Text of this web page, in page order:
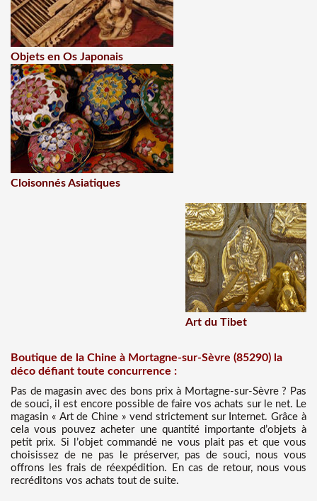
Objets en Os Japonais
Cloisonnés Asiatiques
Art du Tibet
Boutique de la Chine à Mortagne-sur-Sèvre (85290) la
déco défiant toute concurrence :
Pas de magasin avec des bons prix à Mortagne-sur-Sèvre ? Pas
de souci, il est encore possible de faire vos achats sur le net. Le
magasin « Art de Chine » vend strictement sur Internet. Grâce à
cela vous pouvez acheter une quantité importante d’objets à
petit prix. Si l’objet commandé ne vous plait pas et que vous
choisissez de ne pas le préserver, pas de souci, nous vous
offrons les frais de réexpédition. En cas de retour, nous vous
recréditons vos achats tout de suite.